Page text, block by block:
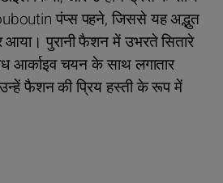
पंप्स पहने, जिससे यह अद्भुत
पुरानी फैशन में उभरते सितारे
आर्काइव चयन के साथ लगातार
उन्हें फैशन की प्रिय हस्ती के रूप में